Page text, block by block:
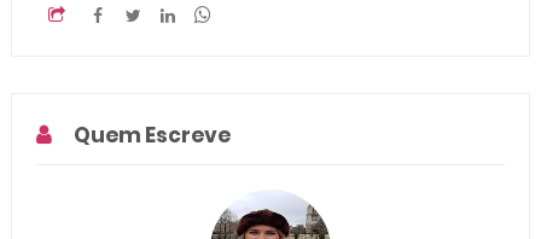
Quem Escreve